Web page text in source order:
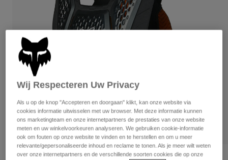
Broeken
Korte broeken
Beschermingen
Brillen
Broeken
Handschoenen
Jassen
Protections
Brillen
Sokken
Overhemden
Women
Hoodies en truien
Jassen
Leggings & Broeken
Beschermers
Socks
Alles bekijken
Moto
Helmen
Shirts
Pants
Wij Respecteren Uw Privacy
Als u op de knop "Accepteren en doorgaan" klikt, kan onze website via
cookies informatie uitwisselen met uw browser. Met deze informatie kunnen
ons marketingteam en onze internetpartners de prestaties van onze website
meten en uw winkelvoorkeuren analyseren. We gebruiken cookie-informatie
ook om fouten op onze website te vinden en te herstellen en om u meer
relevante/gepersonaliseerde inhoud en reclame te tonen. Als je meer wilt weten
over onze internetpartners en de verschillende soorten cookies die op onze